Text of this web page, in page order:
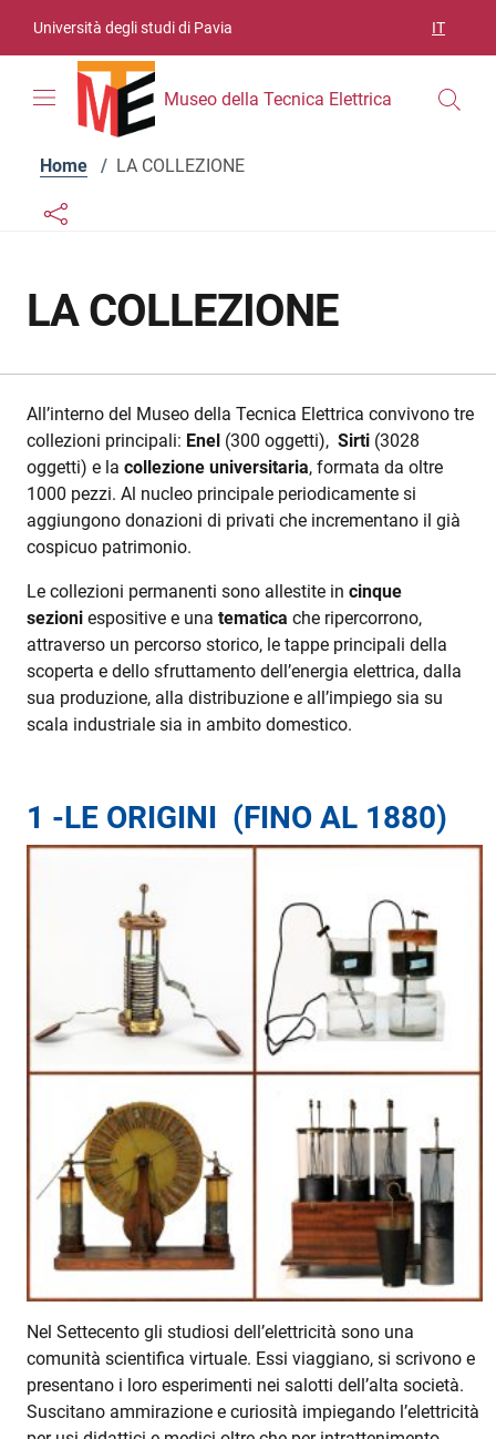
Università degli studi di Pavia IT
Museo della Tecnica Elettrica
Home / LA COLLEZIONE
Links condivisione social
Bottone condivisione social
LA COLLEZIONE
All’interno del Museo della Tecnica Elettrica convivono tre
collezioni principali: Enel (300 oggetti), Sirti (3028
oggetti) e la collezione universitaria, formata da oltre
1000 pezzi. Al nucleo principale periodicamente si
aggiungono donazioni di privati che incrementano il già
cospicuo patrimonio.
Le collezioni permanenti sono allestite in cinque
sezioni espositive e una tematica che ripercorrono,
attraverso un percorso storico, le tappe principali della
scoperta e dello sfruttamento dell’energia elettrica, dalla
sua produzione, alla distribuzione e all’impiego sia su
scala industriale sia in ambito domestico.
1 -LE ORIGINI (FINO AL 1880)
Nel Settecento gli studiosi dell’elettricità sono una
comunità scientifica virtuale. Essi viaggiano, si scrivono e
presentano i loro esperimenti nei salotti dell’alta società.
Suscitano ammirazione e curiosità impiegando l’elettricità